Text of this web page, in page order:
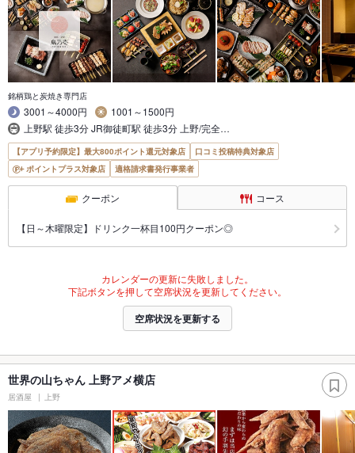
銘柄鶏と炭焼き専門店
3001～4000円
1001～1500円
上野駅 徒歩3分 JR御徒町駅 徒歩3分 上野/完全…
【アプリ予約限定】最大800ポイント還元対象店
口コミ投稿特典対象店
ポイントプラス対象店
適格請求書発行事業者
クーポン コース
【日～木曜限定】ドリンク一杯目100円クーポン◎
カレンダーの更新に失敗しました。
下記ボタンを押して空席状況を更新してください。
空席状況を更新する
世界の山ちゃん 上野アメ横店
居酒屋 上野